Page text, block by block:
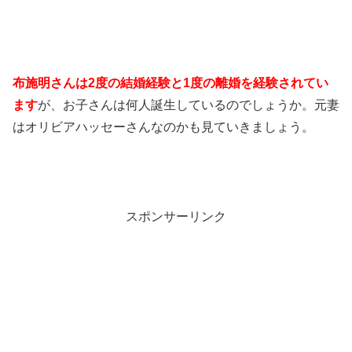
布施明さんは2度の結婚経験と1度の離婚を経験されてい
ますが、お子さんは何人誕生しているのでしょうか。元妻
はオリビアハッセーさんなのかも見ていきましょう。
スポンサーリンク